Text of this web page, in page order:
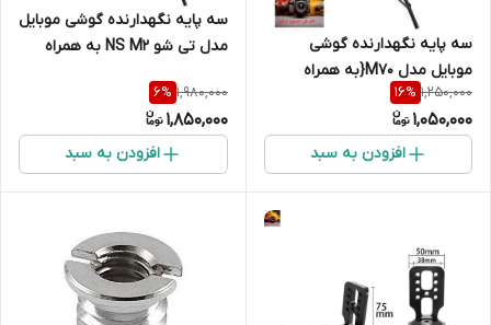
سه پایه نگهدارنده گوشی
موبایل مدل M70{به همراه
هولدرموبایل }
1,250,000
16%
1,050,000
افزودن به سبد
سه پایه نگهدارنده گوشی موبایل
مدل تی شو NS M2 به همراه
1,980,000
6%
1,850,000
افزودن به سبد